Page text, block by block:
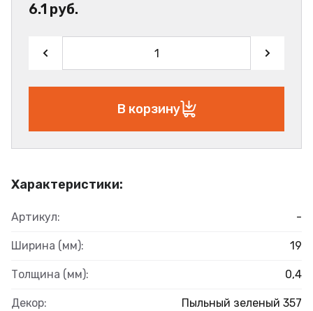
Характеристики:
Артикул: -
Ширина (мм): 19
Толщина (мм): 0,4
Декор: Пыльный зеленый 357
6.1 руб.
В корзину